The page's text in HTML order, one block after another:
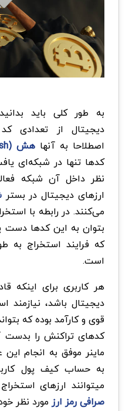
به طور کلی باید
دیجیتال از تعدادی
اصطلاحا به آنها هش (hash)
کدها تنها در شبکه‌ای
نظر داخل آن شبکه
ارزهای دیجیتال در بستر
می‌کنند. در رابطه با
بتوان به این کدها دست
که فرایند استخراج به
است.
هر کاربری برای اینکه
دیجیتال باشد،
قوی و کارآمد بوده که
کدهای تراکنش را بدست
ماینر موفق به انجام
به حساب کیف پول کاربر
میتوانند ارزهای
صرافی‌ رمز ارزمورد نظر